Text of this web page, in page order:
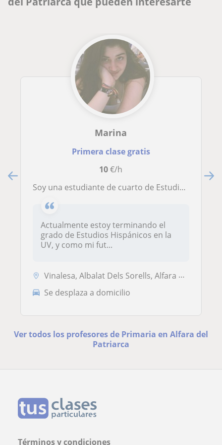
Marina
Primera clase gratis
10€/h
Soy una estudiante de cuarto de Estudios Hispánicos, a la que le gustaría coger experiencia como profesora antes de aventurarse a entrar a un instituto. Me adapto a cualquier asignatura
Actualmente estoy terminando el
grado de Estudios Hispánicos en la
UV, y como mi fut...
Vinalesa, Albalat Dels Sorells, Alfara del Patriarca, Foios, Bonrepòs ...
Se desplaza a domicilio
Ver todos los profesores de Primaria en Alfara del
Patriarca
Términos y condiciones